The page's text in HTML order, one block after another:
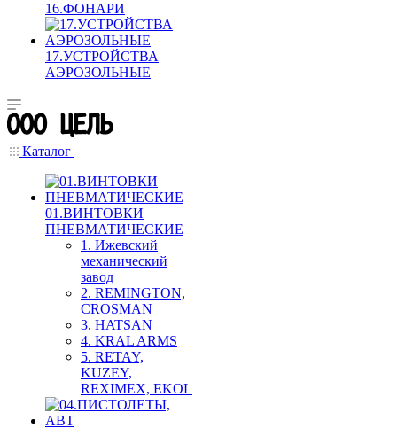
16.ФОНАРИ
17.УСТРОЙСТВА
АЭРОЗОЛЬНЫЕ
Каталог
01.ВИНТОВКИ
ПНЕВМАТИЧЕСКИЕ
1. Ижевский
механический
завод
2. REMINGTON,
CROSMAN
3. HATSAN
4. KRAL ARMS
5. RETAY,
KUZEY,
REXIMEX, EKOL